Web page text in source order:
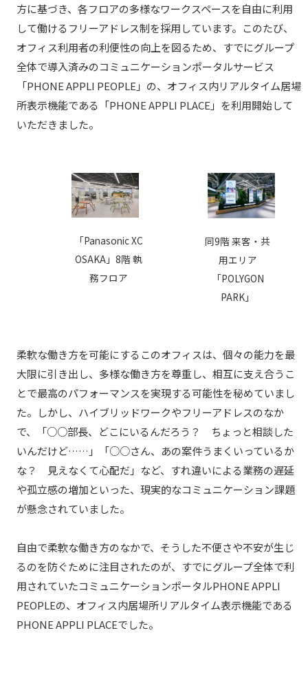
方に基づき、各フロアの多様なワークスペースを自由に利用
して働けるフリーアドレス制を採用しています。このたび、
オフィス利用者の利便性の向上を図るため、すでにグループ
全体で導入済みのコミュニケーションポータルサービス
「PHONE APPLI PEOPLE」の、オフィス内リアルタイム居場
所表示機能である「PHONE APPLI PLACE」を利用開始して
いただきました。
「Panasonic XC
OSAKA」8階 執
務フロア
同9階 来客・共
用エリア
「POLYGON
PARK」
柔軟な働き方を可能にするこのオフィスは、個々の能力を最
大限に引き出し、多様な働き方を尊重し、相互に支え合うこ
とで最高のパフォーマンスを実現する可能性を秘めていまし
た。しかし、ハイブリッドワークやフリーアドレスのなか
で、「○○部長、どこにいるんだろう？ ちょっと相談した
いんだけど……」「○○さん、あの案件うまくいっているか
な？ 見えなくて心配だ」など、すれ違いによる業務の遅延
や孤立感の増加といった、現実的なコミュニケーション課題
が懸念されていました。
自由で柔軟な働き方のなかで、そうした不便さや不安が生じ
るのを防ぐために注目されたのが、すでにグループ全体で利
用されていたコミュニケーションポータルPHONE APPLI
PEOPLEの、オフィス内居場所リアルタイム表示機能である
PHONE APPLI PLACEでした。